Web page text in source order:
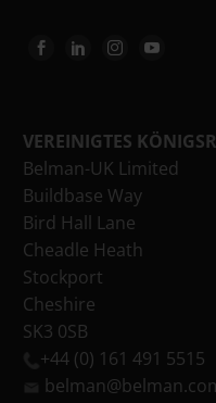
VEREINIGTES
Belman-UK Limited
Buildbase Way
Bird Hall Lane
Cheadle Heath
Stockport
Cheshire
SK3 0SB
+44 (0) 161 491 5515